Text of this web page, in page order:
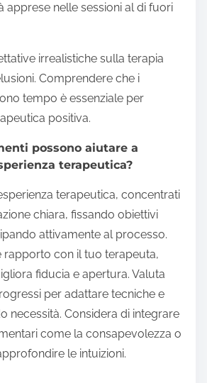
apprese nelle sessioni al di fuori
irrealistiche sulla terapia
Comprendere che i
tempo è essenziale per
positiva.
possono aiutare a
terapeutica?
terapeutica, concentrati
chiara, fissando obiettivi
attivamente al processo.
rapporto con il tuo terapeuta,
fiducia e apertura. Valuta
per adattare tecniche e
necessità. Considera di integrare
come la consapevolezza o
le intuizioni.